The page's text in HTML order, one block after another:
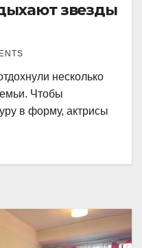
звезды
несколько
Чтобы
в форму, актрисы